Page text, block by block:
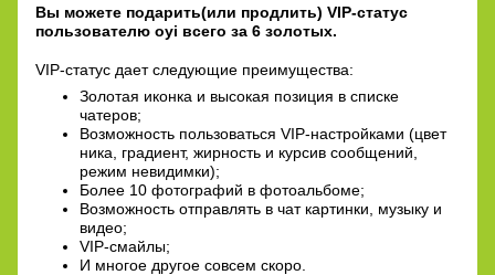
Вы можете подарить(или продлить) VIP-статус
пользователю oyi всего за 6 золотых.
VIP-статус дает следующие преимущества:
Золотая иконка и высокая позиция в списке
чатеров;
Возможность пользоваться VIP-настройками (цвет
ника, градиент, жирность и курсив сообщений,
режим невидимки);
Более 10 фотографий в фотоальбоме;
Возможность отправлять в чат картинки, музыку и
видео;
VIP-смайлы;
И многое другое совсем скоро.